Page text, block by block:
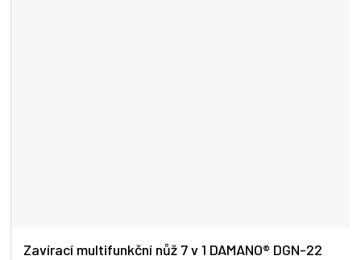
Zavírací multifunkční nůž 7 v 1 DAMANO® DGN-22